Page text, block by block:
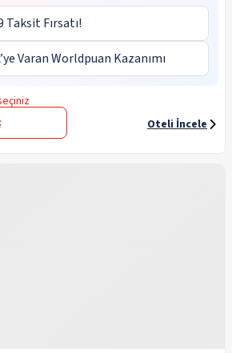
Taksit Fırsatı!
Varan Worldpuan Kazanımı
Oteli İncele